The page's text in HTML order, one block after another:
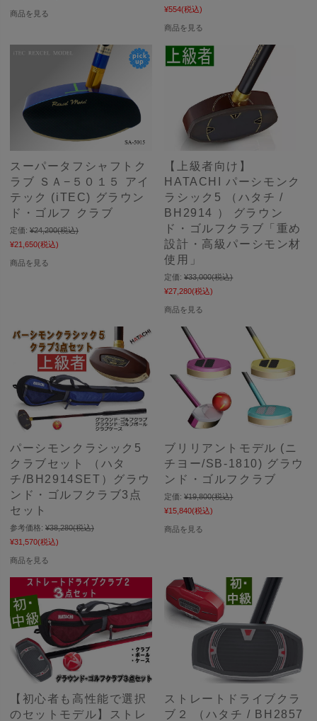
商品を見る
¥554(税込)
商品を見る
スーパータフシャフトク
ラブ ＳＡ−５０１５ アイ
テック (iTEC) グラウン
ド・ゴルフ クラブ
定価: ¥24,200(税込)
¥21,650(税込)
商品を見る
【上級者向け】
HATACHI パーシモンク
ラシック5 （ハタチ /
BH2914 ） グラウン
ド・ゴルフクラブ「重め
設計・高級パーシモン材
使用」
定価: ¥33,000(税込)
¥27,280(税込)
商品を見る
パーシモンクラシック5
クラブセット （ハタ
チ/BH2914SET）グラウ
ンド・ゴルフクラブ3点
セット
参考価格: ¥38,280(税込)
¥31,570(税込)
商品を見る
ブリリアントモデル (ニ
チヨー/SB-1810) グラウ
ンド・ゴルフクラブ
定価: ¥19,800(税込)
¥15,840(税込)
商品を見る
【初心者も高性能で選択
のセットモデル】ストレ
ストレートドライブクラ
ブ２ （ハタチ / BH2857